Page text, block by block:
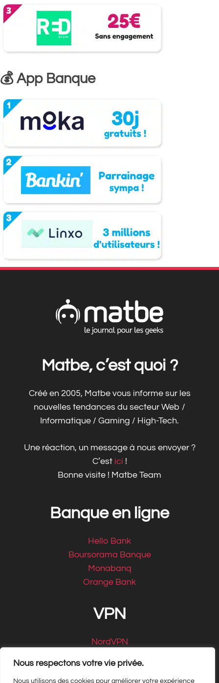
Nous respectons votre vie privée.
Nous utilisons des cookies pour améliorer votre expérience
💰 App Banque
Matbe, c’est quoi ?
Créé en 2005, Matbe vous informe sur les
nouvelles tendances du secteur Web /
Informatique / Gaming / High-Tech.
Une réaction, un message à nous envoyer ?
C’est ici !
Bonne visite ! Matbe Team
Banque en ligne
Hello Bank
Boursorama Banque
Monabanq
Orange Bank
VPN
NordVPN